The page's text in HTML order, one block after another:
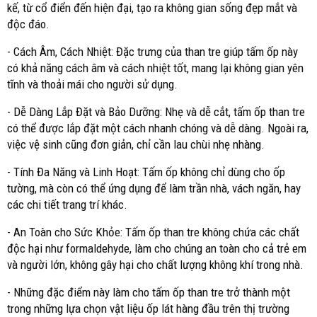
kế, từ cổ điển đến hiện đại, tạo ra không gian sống đẹp mắt và
độc đáo.
- Cách Âm, Cách Nhiệt: Đặc trưng của than tre giúp tấm ốp này
có khả năng cách âm và cách nhiệt tốt, mang lại không gian yên
tĩnh và thoải mái cho người sử dụng.
- Dễ Dàng Lắp Đặt và Bảo Dưỡng: Nhẹ và dễ cắt, tấm ốp than tre
có thể được lắp đặt một cách nhanh chóng và dễ dàng. Ngoài ra,
việc vệ sinh cũng đơn giản, chỉ cần lau chùi nhẹ nhàng.
- Tính Đa Năng và Linh Hoạt: Tấm ốp không chỉ dùng cho ốp
tường, mà còn có thể ứng dụng để làm trần nhà, vách ngăn, hay
các chi tiết trang trí khác.
- An Toàn cho Sức Khỏe: Tấm ốp than tre không chứa các chất
độc hại như formaldehyde, làm cho chúng an toàn cho cả trẻ em
và người lớn, không gây hại cho chất lượng không khí trong nhà.
- Những đặc điểm này làm cho tấm ốp than tre trở thành một
trong những lựa chọn vật liệu ốp lát hàng đầu trên thị trường